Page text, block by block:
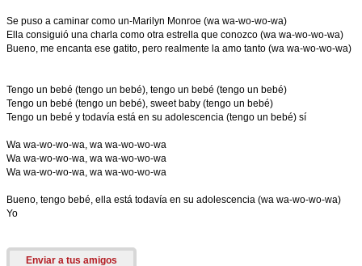
Se puso a caminar como un-Marilyn Monroe (wa wa-wo-wo-wa)
Ella consiguió una charla como otra estrella que conozco (wa wa-wo-wo-wa)
Bueno, me encanta ese gatito, pero realmente la amo tanto (wa wa-wo-wo-wa)
Tengo un bebé (tengo un bebé), tengo un bebé (tengo un bebé)
Tengo un bebé (tengo un bebé), sweet baby (tengo un bebé)
Tengo un bebé y todavía está en su adolescencia (tengo un bebé) sí
Wa wa-wo-wo-wa, wa wa-wo-wo-wa
Wa wa-wo-wo-wa, wa wa-wo-wo-wa
Wa wa-wo-wo-wa, wa wa-wo-wo-wa
Bueno, tengo bebé, ella está todavía en su adolescencia (wa wa-wo-wo-wa)
Yo
Enviar a tus amigos